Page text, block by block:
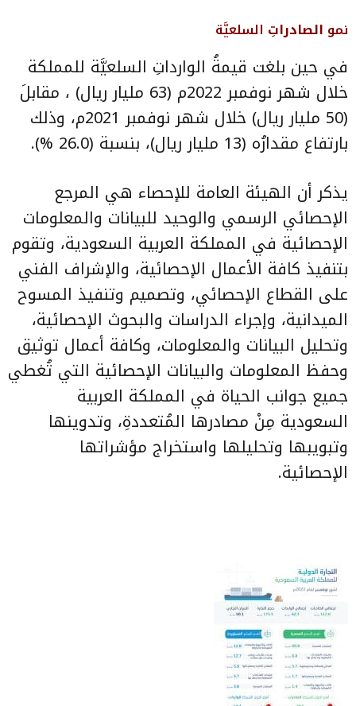
نمو الصادراتِ السلعيَّة
في حين بلغت قيمةُ الوارداتِ السلعيَّة للمملكة
خلال شهر نوفمبر 2022م (63 مليار ريال) ، مقابلَ
(50 مليار ريال) خلال شهر نوفمبر 2021م، وذلك
بارتفاع مقدارُه (13 مليار ريال)، بنسبة (26.0 %).
يذكر أن الهيئة العامة للإحصاء هي المرجع
الإحصائي الرسمي والوحيد للبيانات والمعلومات
الإحصائية في المملكة العربية السعودية، وتقوم
بتنفيذ كافة الأعمال الإحصائية، والإشراف الفني
على القطاع الإحصائي، وتصميم وتنفيذ المسوح
الميدانية، وإجراء الدراسات والبحوث الإحصائية،
وتحليل البيانات والمعلومات، وكافة أعمال توثيق
وحفظ المعلومات والبيانات الإحصائية التي تُغطي
جميع جوانب الحياة في المملكة العربية
السعودية مِنْ مصادرها المُتعددةِ، وتدوينها
وتبويبها وتحليلها واستخراج مؤشراتها
الإحصائية.